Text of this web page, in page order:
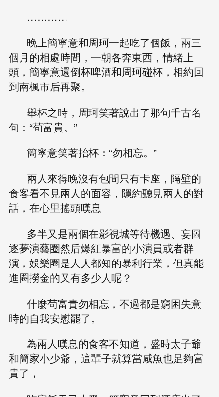
…………
晚上簡寧意和周珂一起吃了個飯，兩三
個月的相處時間，一朝各奔東西，情緒上
頭，簡寧意還倒杯啤酒和周珂碰杯，相約回
到南楓市后再聚。
舉杯之時，周珂笑著說出了那句千古名
句：“茍富貴。”
簡寧意笑著抬杯：“勿相忘。”
兩人來得晚沒有包間只有卡座，隔壁的
食客看不見兩人的面容，隱約聽見兩人的對
話，在心里搖頭嘆息
多半又是兩個在影視城等待機遇、妄圖
逐夢演藝圈然后爆紅暴富的小演員或者群
演，娛樂圈是人人都知的暴利行業，但真能
進圈撈金的又有多少人呢？
什麼茍富貴勿相忘，不過都是窮困失意
時的自我安慰罷了。
為兩人嘆息的食客不知道，盛時太子爺
和簡家小少爺，這輩子就算當咸魚也足夠富
貴了，